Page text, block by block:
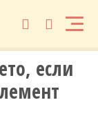
если